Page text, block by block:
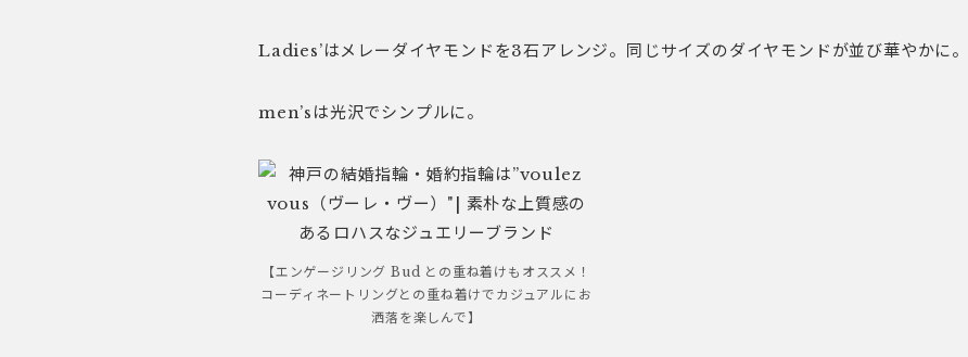
Ladies’はメレーダイヤモンドを3石アレンジ。同じサイズのダイヤモンドが並び華やかに。
men’sは光沢でシンプルに。
【エンゲージリング Bud との重ね着けもオススメ！
コーディネートリングとの重ね着けでカジュアルにお
洒落を楽しんで】